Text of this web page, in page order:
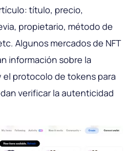
título, precio,
propietario, método de
Algunos mercados de NFT
información sobre la
protocolo de tokens para
verificar la autenticidad